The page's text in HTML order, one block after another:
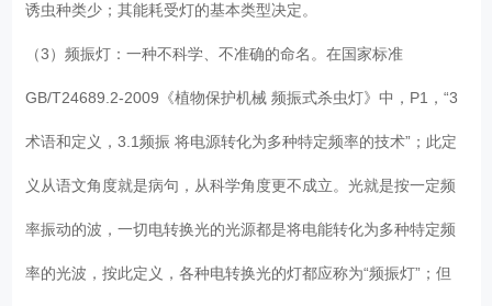
诱虫种类少；其能耗受灯的基本类型决定。
（3）频振灯：一种不科学、不准确的命名。在国家标准
GB/T24689.2-2009《植物保护机械 频振式杀虫灯》中，P1，“3
术语和定义，3.1频振 将电源转化为多种特定频率的技术”；此定
义从语文角度就是病句，从科学角度更不成立。光就是按一定频
率振动的波，一切电转换光的光源都是将电能转化为多种特定频
率的光波，按此定义，各种电转换光的灯都应称为“频振灯”；但